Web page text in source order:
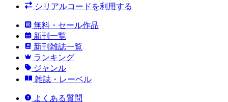
シリアルコードを利用する
無料・セール作品
新刊一覧
新刊雑誌一覧
ランキング
ジャンル
雑誌・レーベル
よくある質問